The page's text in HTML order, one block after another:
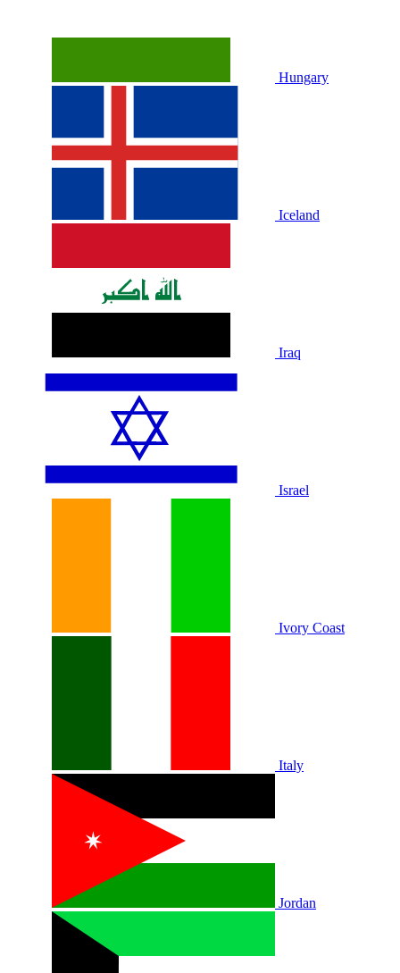
Hungary
Iceland
Iraq
Israel
Ivory Coast
Italy
Jordan